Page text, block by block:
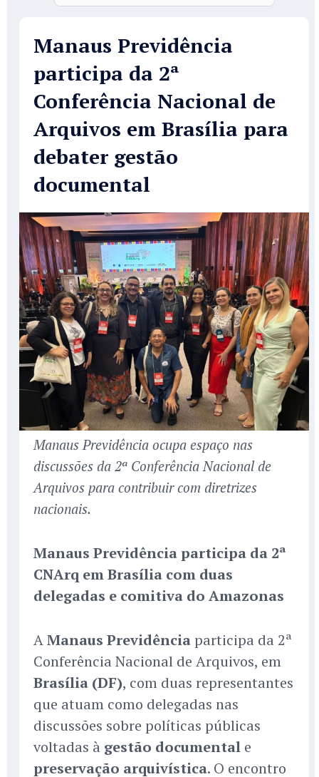
Manaus Previdência
participa da 2ª
Conferência Nacional de
Arquivos em Brasília para
debater gestão
documental
Manaus Previdência ocupa espaço nas
discussões da 2ª Conferência Nacional de
Arquivos para contribuir com diretrizes
nacionais.
Manaus Previdência participa da 2ª
CNArq em Brasília com duas
delegadas e comitiva do Amazonas
AManaus Previdência participa da 2ª
Conferência Nacional de Arquivos, em
Brasília (DF), com duas representantes
que atuam como delegadas nas
discussões sobre políticas públicas
voltadas à gestão documental e
preservação arquivística. O encontro